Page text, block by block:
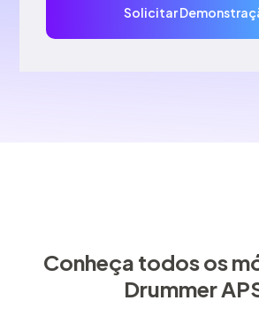
Conheça todos os
Drummer